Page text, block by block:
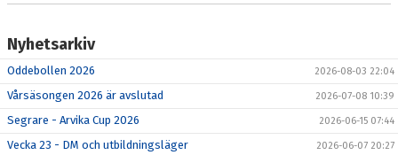
Nyhetsarkiv
Oddebollen 2026 2026-08-03 22:04
Vårsäsongen 2026 är avslutad 2026-07-08 10:39
Segrare - Arvika Cup 2026 2026-06-15 07:44
Vecka 23 - DM och utbildningsläger 2026-06-07 20:27